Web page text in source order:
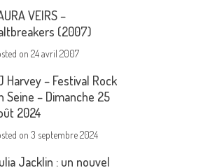
VEIRS –
(2007)
on24 avril 2007
Harvey – Festival Rock
Seine – Dimanche 25
2024
on3 septembre 2024
Jacklin : un nouvel